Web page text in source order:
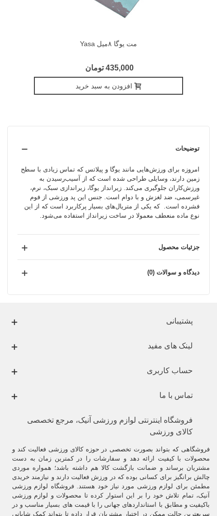
مت یوگا ۸میل Yasa
435,000 تومان
افزودن به سبد خرید
توضیحات
امروزه برای ورزش‌هایی مانند یوگا و پیلاتس که تماس زیادی با سطح
زمین دارند، وسایلی طراحی شده است که از آسیب‌رسیدن به
ورزش‌کاران جلوگیری می‌کند. زیرانداز یوگا، زیراندازی سبک، نرم،
غیرسمی، ضد لغزش و با دوام است. جنس این پد ورزشی از فوم
فشرده است. که یکی از متریال‌های بسیار پرکاربرد است که از این
نوع ماده منعطف معمولا در ساخت زیرانداز استفاده می‌شود.
جزئیات محصول
دیدگاه و سوالات (0)
پشتیبانی
لینک های مفید
حساب کاربری
تماس با ما
فروشگاه اینترنتی لوازم ورزشی آنیک، مرجع تخصصی
کالای ورزشی
فروشگاهی که بتواند بصورت تخصصی در حوزه کالای ورزشی فعالیت کند و
محصولات با کیفیت ارائه دهد و سفارشات را در کمترین زمان به دست
مشتریان برساند و ضمانت بازگشت کالا هم داشته باشد؛ همواره موردی
چالش برانگیز برای کسانی بوده که در ورزش فعالیت دارند و نیازمند خریدی
مطمئن برای لوازم ورزشی مورد نیاز خود هستند. فروشگاه لوازم ورزشی
آنیک، تمام تلاش خود را بر این استوار کرده تا محصولات و لوازم ورزشی
باکیفیت و مطابق با استانداردهای جهانی را با قیمت های بسیار مناسب و در
سریعترین حالت ممکن در اختیار مشتریان قرار داده تا بتواند کمک شایانی